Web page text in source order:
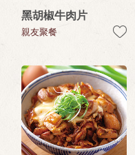
黑胡椒牛肉片
親友聚餐